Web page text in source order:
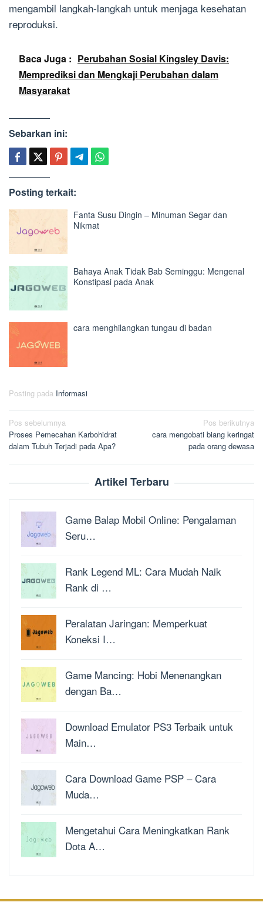
mengambil langkah-langkah untuk menjaga kesehatan
reproduksi.
Baca Juga : Perubahan Sosial Kingsley Davis:
Memprediksi dan Mengkaji Perubahan dalam
Masyarakat
Sebarkan ini:
Posting terkait:
Fanta Susu Dingin – Minuman Segar dan
Nikmat
Bahaya Anak Tidak Bab Seminggu: Mengenal
Konstipasi pada Anak
cara menghilangkan tungau di badan
Posting pada Informasi
Navigasi
pos
Pos sebelumnya
Proses Pemecahan Karbohidrat
dalam Tubuh Terjadi pada Apa?
Pos berikutnya
cara mengobati biang keringat
pada orang dewasa
Artikel Terbaru
Game Balap Mobil Online: Pengalaman
Seru…
Rank Legend ML: Cara Mudah Naik
Rank di …
Peralatan Jaringan: Memperkuat
Koneksi I…
Game Mancing: Hobi Menenangkan
dengan Ba…
Download Emulator PS3 Terbaik untuk
Main…
Cara Download Game PSP – Cara
Muda…
Mengetahui Cara Meningkatkan Rank
Dota A…